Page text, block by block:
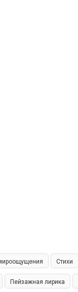
Стихи
Пейзажная лирика